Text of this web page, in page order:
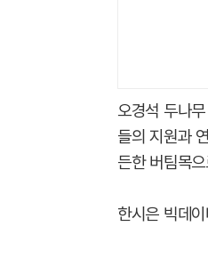
오경석 두나
들의 지원과
든한 버팀목
한시은 빅데